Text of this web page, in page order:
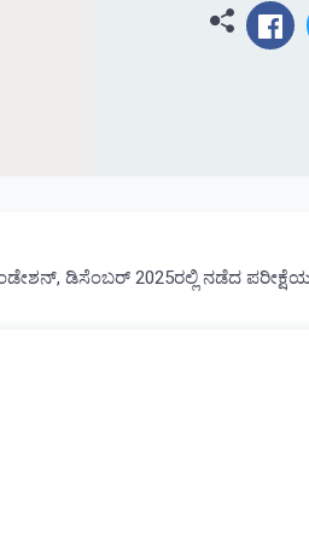
ಡಿಸೆಂಬರ್ 2025ರಲ್ಲಿ ನಡೆದ